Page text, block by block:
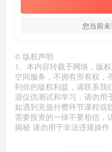
您当前
© 版权声明
1、本内容转载于网络，版
空间服务，不拥有所有权，
到你的版权利益，请联系我
源仅供测试和学习，请勿用
如遇到充值付费环节课程或
需要投资的一律不要相信，
揭秘 请勿用于非法违规操